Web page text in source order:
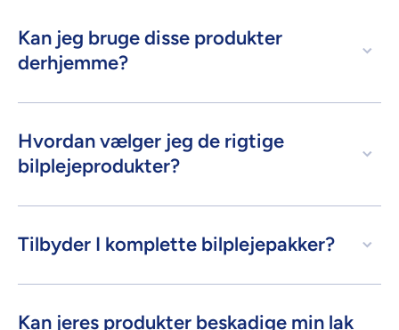
Kan jeg bruge disse produkter
derhjemme?
Hvordan vælger jeg de rigtige
bilplejeprodukter?
Tilbyder I komplette bilplejepakker?
Kan jeres produkter beskadige min lak